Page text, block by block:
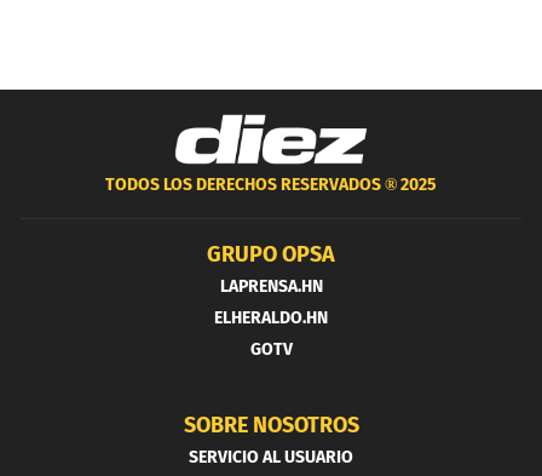
TODOS LOS DERECHOS RESERVADOS ®2025
GRUPO OPSA
LAPRENSA.HN
ELHERALDO.HN
GOTV
SOBRE NOSOTROS
SERVICIO AL USUARIO